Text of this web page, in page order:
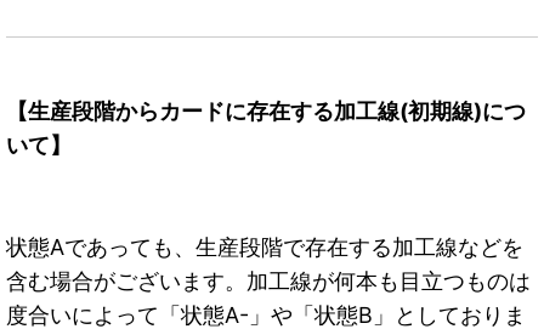
【生産段階からカードに存在する加工線(初期線)につ
いて】
状態Aであっても、生産段階で存在する加工線などを
含む場合がございます。加工線が何本も目立つものは
度合いによって「状態A-」や「状態B」としておりま